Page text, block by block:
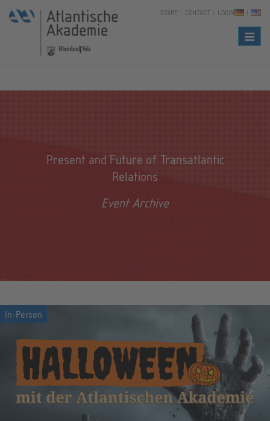
START CONTACT LOGIN
Present and Future of Transatlantic
Relations
Event Archive